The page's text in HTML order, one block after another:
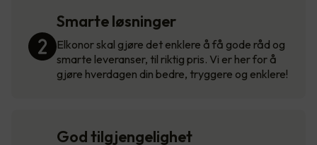
Smarte løsninger
Elkonor skal gjøre det enklere å få gode råd og
smarte leveranser, til riktig pris. Vi er her for å
gjøre hverdagen din bedre, tryggere og enklere!
God tilgjengelighet